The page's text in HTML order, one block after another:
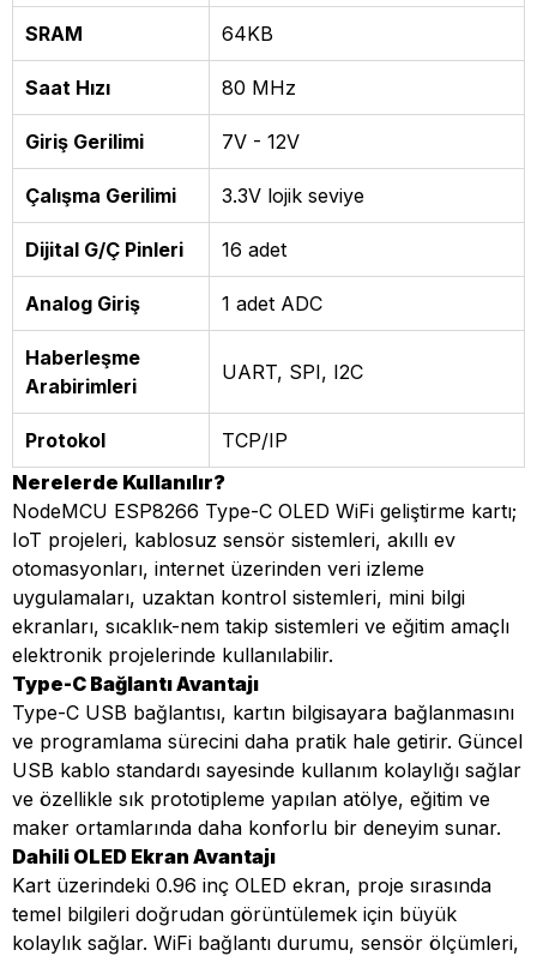
SRAM 64KB
Saat Hızı 80 MHz
Giriş Gerilimi 7V - 12V
Çalışma Gerilimi 3.3V lojik seviye
Dijital G/Ç Pinleri 16 adet
Analog Giriş 1 adet ADC
Haberleşme
Arabirimleri
UART, SPI, I2C
Protokol
TCP/IP
Nerelerde Kullanılır?
NodeMCU ESP8266 Type-C OLED WiFi geliştirme kartı;
IoT projeleri, kablosuz sensör sistemleri, akıllı ev
otomasyonları, internet üzerinden veri izleme
uygulamaları, uzaktan kontrol sistemleri, mini bilgi
ekranları, sıcaklık-nem takip sistemleri ve eğitim amaçlı
elektronik projelerinde kullanılabilir.
Type-C Bağlantı Avantajı
Type-C USB bağlantısı, kartın bilgisayara bağlanmasını
ve programlama sürecini daha pratik hale getirir. Güncel
USB kablo standardı sayesinde kullanım kolaylığı sağlar
ve özellikle sık prototipleme yapılan atölye, eğitim ve
maker ortamlarında daha konforlu bir deneyim sunar.
Dahili OLED Ekran Avantajı
Kart üzerindeki 0.96 inç OLED ekran, proje sırasında
temel bilgileri doğrudan görüntülemek için büyük
kolaylık sağlar. WiFi bağlantı durumu, sensör ölçümleri,